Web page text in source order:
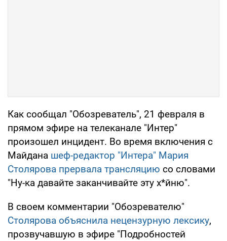
Как сообщал "Обозреватель", 21 февраля в
прямом эфире на телеканале "Интер"
произошел инцидент. Во время включения с
Майдана шеф-редактор "Интера" Мария
Столярова прервала трансляцию со словами
"Ну-ка давайте заканчивайте эту х*йню".
В своем комментарии "Обозревателю"
Столярова объяснила нецензурную лексику,
прозвучавшую в эфире "Подробностей